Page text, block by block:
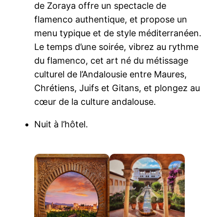
de Zoraya offre un spectacle de
flamenco authentique, et propose un
menu typique et de style méditerranéen.
Le temps d’une soirée, vibrez au rythme
du flamenco, cet art né du métissage
culturel de l’Andalousie entre Maures,
Chrétiens, Juifs et Gitans, et plongez au
cœur de la culture andalouse.
Nuit à l’hôtel.